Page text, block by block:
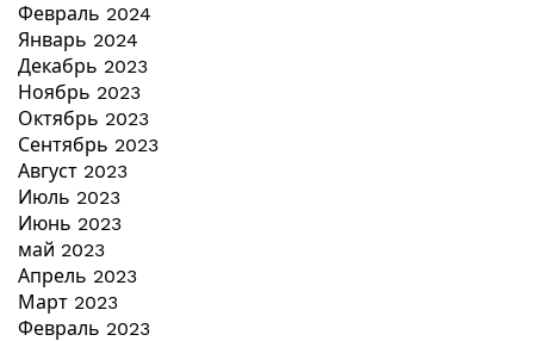
Февраль 2024
Январь 2024
Декабрь 2023
Ноябрь 2023
Октябрь 2023
Сентябрь 2023
Август 2023
Июль 2023
Июнь 2023
май 2023
Апрель 2023
Март 2023
Февраль 2023